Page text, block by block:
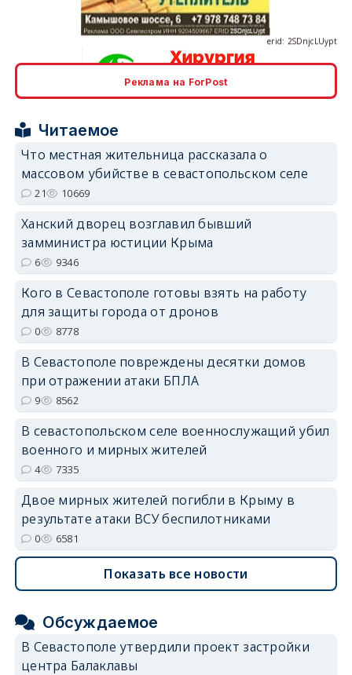
erid: 2SDnjcrDNw6
Реклама на ForPost
Читаемое
Что местная жительница рассказала о
массовом убийстве в севастопольском селе
21 10669
Ханский дворец возглавил бывший
замминистра юстиции Крыма
6 9346
Кого в Севастополе готовы взять на работу
для защиты города от дронов
0 8778
В Севастополе повреждены десятки домов
при отражении атаки БПЛА
9 8562
В севастопольском селе военнослужащий убил
военного и мирных жителей
4 7335
Двое мирных жителей погибли в Крыму в
результате атаки ВСУ беспилотниками
0 6581
Показать все новости
Обсуждаемое
В Севастополе утвердили проект застройки
центра Балаклавы